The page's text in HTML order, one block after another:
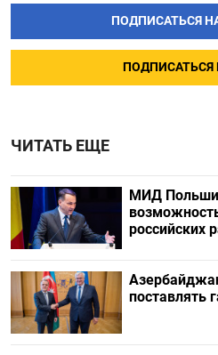
ПОДПИСАТЬСЯ
ПОДПИСАТЬСЯ
ЧИТАТЬ ЕЩЕ
МИД Польши
российских
поставлять